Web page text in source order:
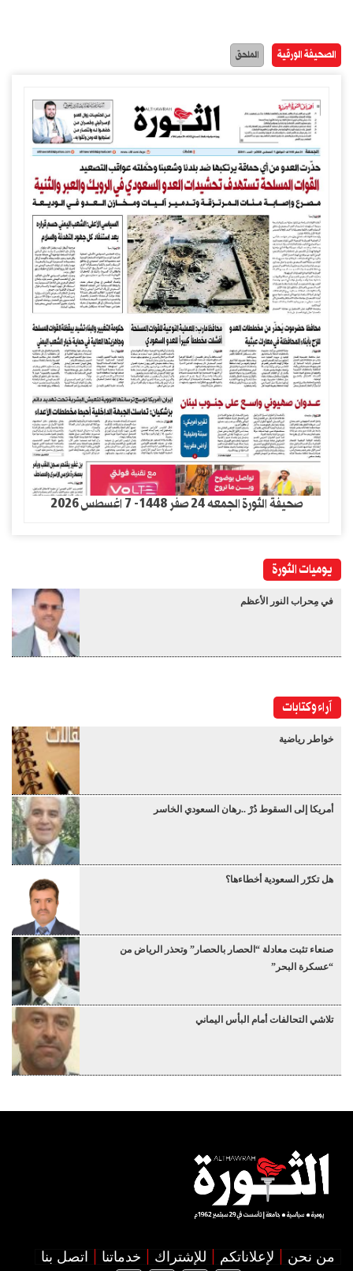
الصحيفة الورقية الملحق
صحيفة الثورة الجمعه 24 صفر 1448- 7 اغسطس 2026
يوميات الثورة
في مِحراب النور الأعظم
آراء وكتابات
خواطر رياضية
أمريكا إلى السقوط دُرْ ..رهان السعودي الخاسر
هل تكرّر السعودية أخطاءها؟
صنعاء تثبت معادلة “الحصار بالحصار” وتحذر الرياض من
“عسكرة البحر”
تلاشي التحالفات أمام البأس اليماني
من نحن لإعلاناتكم للإشتراك خدماتنا اتصل بنا